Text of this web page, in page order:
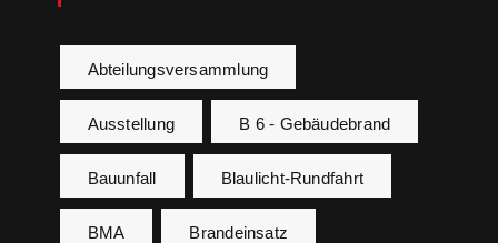
Abteilungsversammlung
Ausstellung B 6 - Gebäudebrand
Bauunfall Blaulicht-Rundfahrt
BMA Brandeinsatz